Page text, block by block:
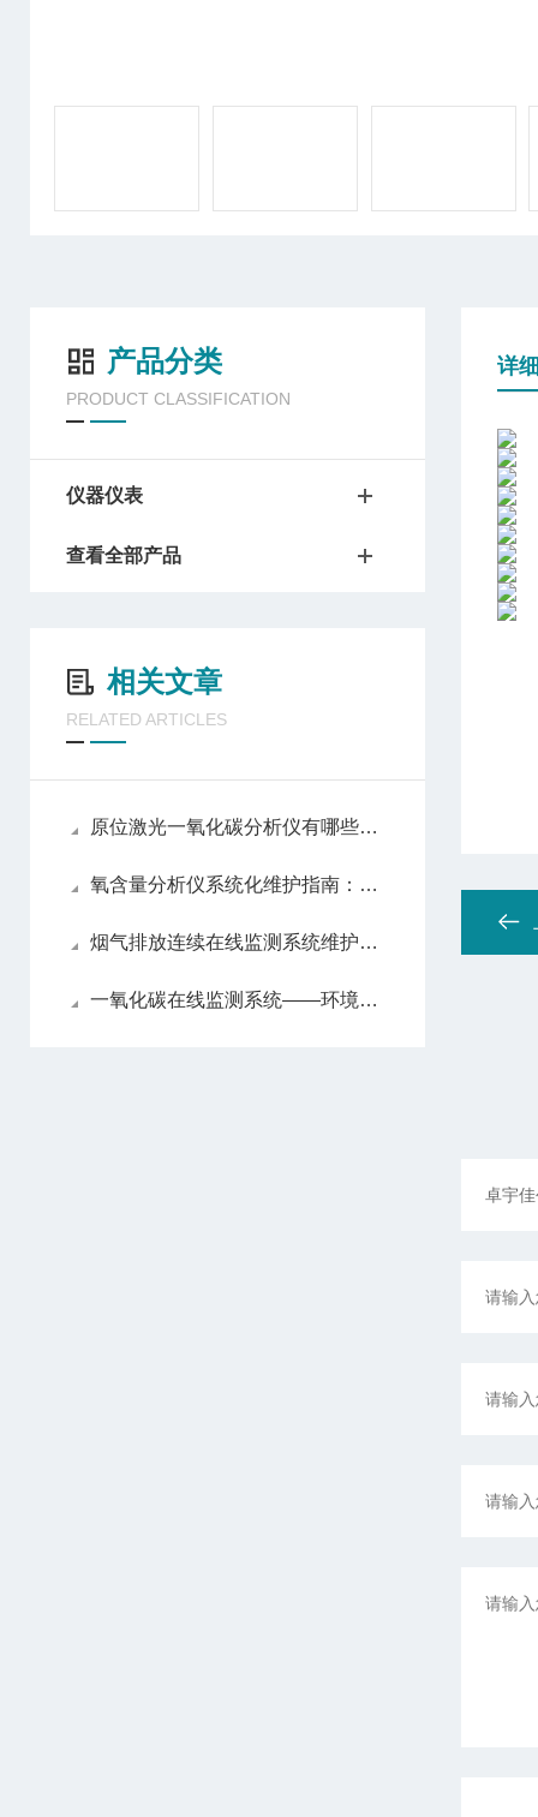
产品分类
PRODUCT CLASSIFICATION
仪器仪表
查看全部产品
相关文章
RELATED ARTICLES
原位激光一氧化碳分析仪有哪些亮眼的功能特色呢？
氧含量分析仪系统化维护指南：日常保养解析
烟气排放连续在线监测系统维护方法
一氧化碳在线监测系统——环境监测的智能守护者
详